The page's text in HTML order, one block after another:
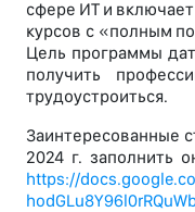
сфере ИТ и
курсов с «полным
Цель программы
получить
трудоустроиться.
Заинтересованные
2024 г. заполнить
https://